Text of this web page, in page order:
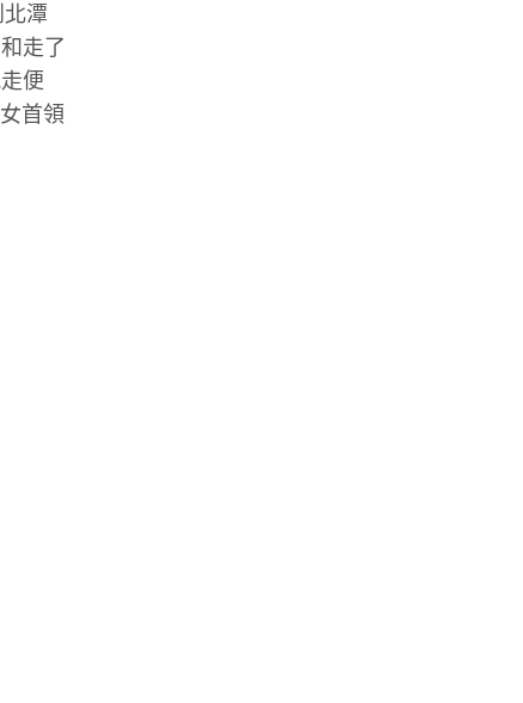
潭
走了
便
首領